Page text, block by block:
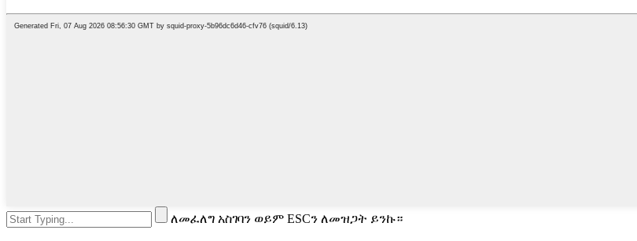
ለመፈለግ አስገባን ወይም ESCን ለመዝጋት ይንኩ።